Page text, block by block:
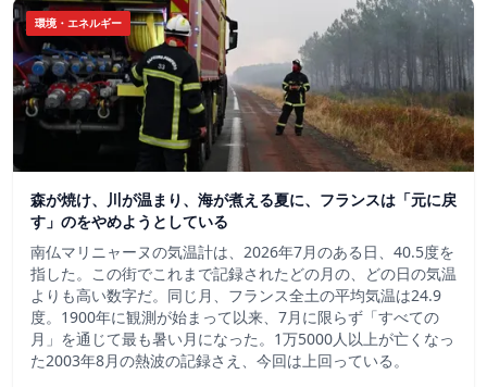
環境・エネルギー
森が焼け、川が温まり、海が煮える夏に、フランスは「元に戻
す」のをやめようとしている
南仏マリニャーヌの気温計は、2026年7月のある日、40.5度を
指した。この街でこれまで記録されたどの月の、どの日の気温
よりも高い数字だ。同じ月、フランス全土の平均気温は24.9
度。1900年に観測が始まって以来、7月に限らず「すべての
月」を通じて最も暑い月になった。1万5000人以上が亡くなっ
た2003年8月の熱波の記録さえ、今回は上回っている。